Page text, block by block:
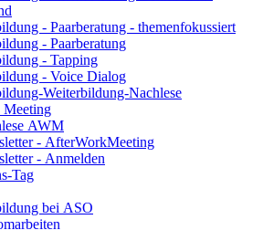
- Paarberatung - themenfokussiert
- Paarberatung
- Tapping
- Voice Dialog
Weiterbildung-Nachlese
AWM
- AfterWorkMeeting
- Anmelden
Tag
bei ASO